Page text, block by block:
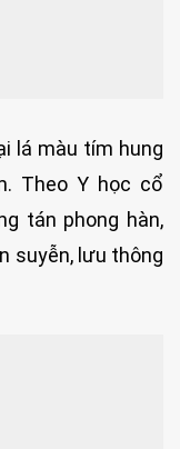
lá màu tím hung
Theo Y học cổ
tán phong hàn,
suyễn, lưu thông